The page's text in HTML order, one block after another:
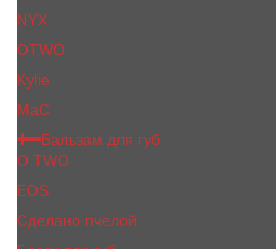
NYX
OTWO
Kylie
МаС
Бальзам для губ
O.TWO
EOS
Сделано пчелой